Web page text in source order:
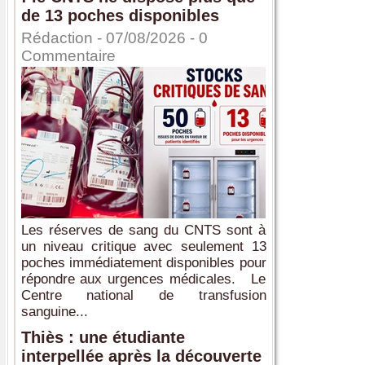
de 13 poches disponibles
Rédaction - 07/08/2026 - 0
Commentaire
Les réserves de sang du CNTS sont à
un niveau critique avec seulement 13
poches immédiatement disponibles pour
répondre aux urgences médicales. Le
Centre national de transfusion
sanguine...
Thiès : une étudiante
interpellée après la découverte